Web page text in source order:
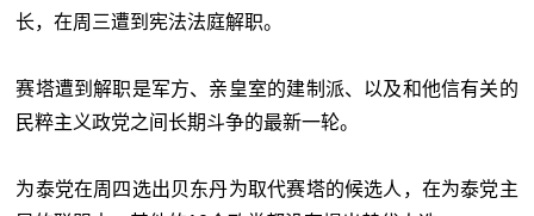
长，在周三遭到宪法法庭解职。
赛塔遭到解职是军方、亲皇室的建制派、以及和他信有关的
民粹主义政党之间长期斗争的最新一轮。
为泰党在周四选出贝东丹为取代赛塔的候选人，在为泰党主